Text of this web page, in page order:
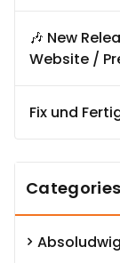
🎶 New
Website /
Fix und
Categories
Absoludwig